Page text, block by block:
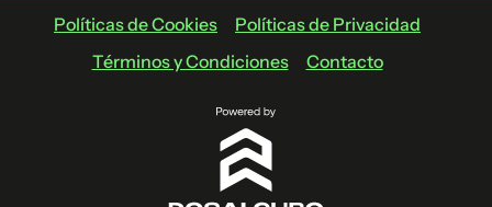
Políticas de Cookies
Políticas de Privacidad
Términos y Condiciones
Contacto